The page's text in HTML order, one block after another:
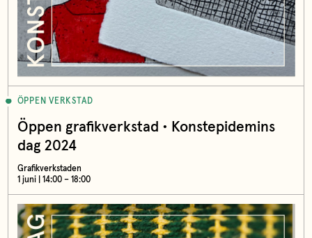
ÖPPEN VERKSTAD
Öppen grafikverkstad • Konstepidemins
dag 2024
Grafikverkstaden
1 juni | 14:00 – 18:00